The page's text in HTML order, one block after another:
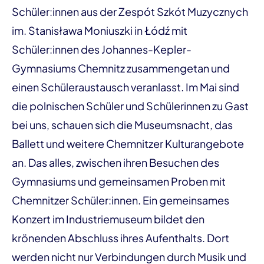
Schüler:innen aus der Zespót Szkót Muzycznych
im. Stanisława Moniuszki in Łódź mit
Schüler:innen des Johannes-Kepler-
Gymnasiums Chemnitz zusammengetan und
einen Schüleraustausch veranlasst. Im Mai sind
die polnischen Schüler und Schülerinnen zu Gast
bei uns, schauen sich die Museumsnacht, das
Ballett und weitere Chemnitzer Kulturangebote
an. Das alles, zwischen ihren Besuchen des
Gymnasiums und gemeinsamen Proben mit
Chemnitzer Schüler:innen. Ein gemeinsames
Konzert im Industriemuseum bildet den
krönenden Abschluss ihres Aufenthalts. Dort
werden nicht nur Verbindungen durch Musik und